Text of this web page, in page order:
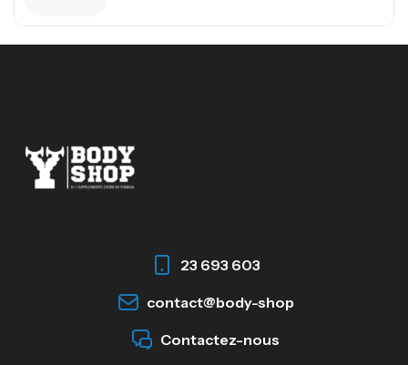
100% Pure Whey – 2,27kg – BIOTECHUSA
Omega 3 – 100 Gélules – Scitec Nutrition
Autres
د.ت
23 693 603
contact@body-shop
Contactez-nous